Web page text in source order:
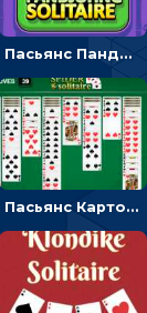
Пасьянс Панджонг: собирать карты по порядку, чтобы очистить поле
Пасьянс Карточный паук: складывать карты по мастям от короля до туза в колоду